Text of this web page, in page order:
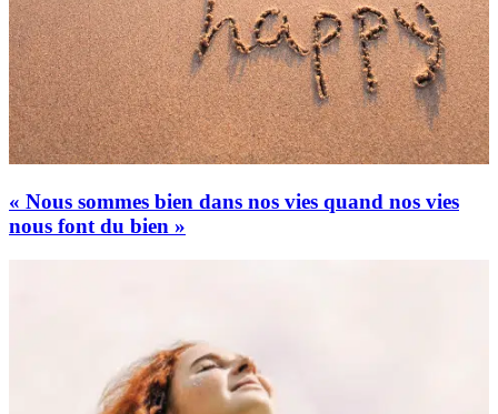
« Nous sommes bien dans nos vies quand nos vies
nous font du bien »